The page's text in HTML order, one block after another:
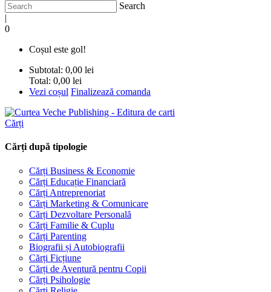
Search
|
0
Coșul este gol!
Subtotal: 0,00 lei
Total: 0,00 lei
Vezi coșul Finalizează comanda
Cărți
Cărți după tipologie
Cărți Business & Economie
Cărți Educație Financiară
Cărți Antreprenoriat
Cărți Marketing & Comunicare
Cărți Dezvoltare Personală
Cărți Familie & Cuplu
Cărți Parenting
Biografii și Autobiografii
Cărți Ficțiune
Cărți de Aventură pentru Copii
Cărți Psihologie